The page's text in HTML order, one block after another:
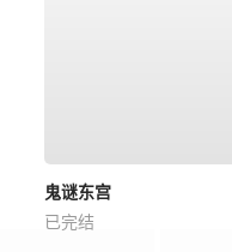
鬼谜东宫
已完结